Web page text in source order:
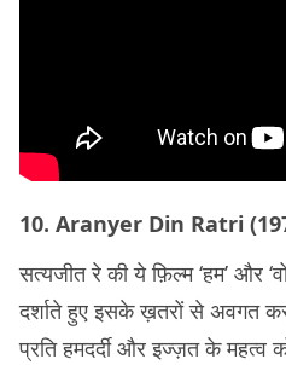
10. Aranyer Din Ratri
सत्यजीत रे की ये फ़िल्म ‘हम’ और
दर्शाते हुए इसके ख़तरों से अवगत
प्रति हमदर्दी और इज्ज़त के महत्व